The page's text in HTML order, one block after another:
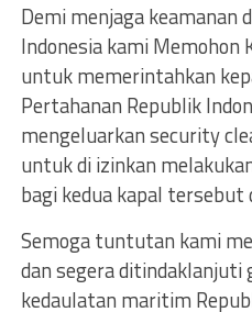
Demi menjaga keamanan
Indonesia kami Memohon
untuk memerintahkan
Pertahanan Republik
mengeluarkan security
untuk di izinkan
bagi kedua kapal tersebut
Semoga tuntutan kami
dan segera ditindaklanjuti
kedaulatan maritim